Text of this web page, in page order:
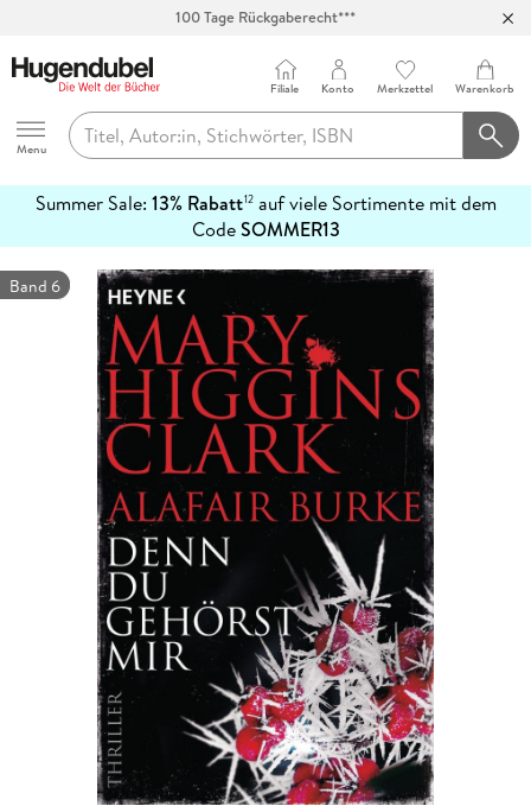
Abholung in über 100 Filialen
Hugendubel
Menu
Filiale Konto Merkzettel Warenkorb
Summer Sale: 13% Rabatt12auf viele Sortimente mit dem
CodeSOMMER13
erfahren
Band 6